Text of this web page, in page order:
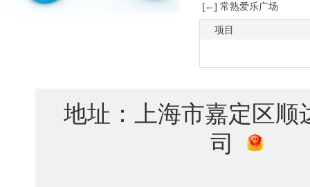
[←] 常熟爱乐广场
项目
地址：上海市嘉定
司